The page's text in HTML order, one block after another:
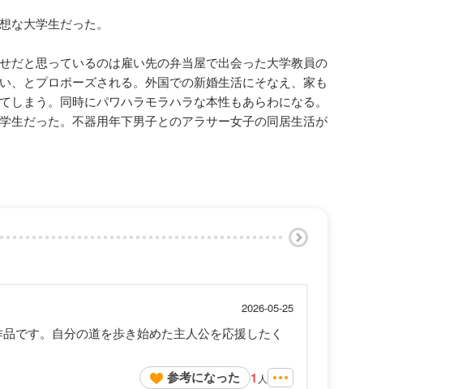
大学生だった。
だと思っているのは雇い先の弁当屋で出会った大学教員の
とプロポーズされる。外国での新婚生活にそなえ、家も
まう。同時にパワハラモラハラな本性もあらわになる。
生だった。不器用年下男子とのアラサー女子の同居生活が
2026-05-25
です。自分の道を歩き始めた主人公を応援したく
参考になった 1 人